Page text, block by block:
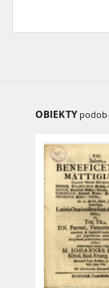
OBIEKTY